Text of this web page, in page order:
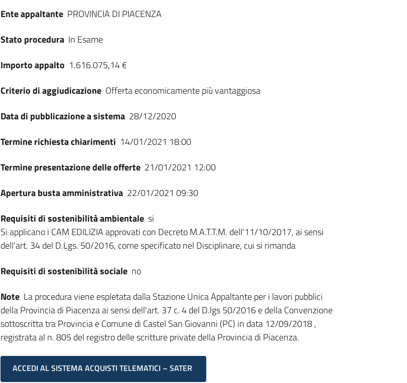
Ente appaltante PROVINCIA DI PIACENZA
Stato procedura In Esame
Importo appalto 1.616.075,14 €
Criterio di aggiudicazione Offerta economicamente più vantaggiosa
Data di pubblicazione a sistema 28/12/2020
Termine richiesta chiarimenti 14/01/2021 18:00
Termine presentazione delle offerte 21/01/2021 12:00
Apertura busta amministrativa 22/01/2021 09:30
Requisiti di sostenibilità ambientale si
Si applicano i CAM EDILIZIA approvati con Decreto M.A.T.T.M. dell'11/10/2017, ai sensi
dell'art. 34 del D.Lgs. 50/2016, come specificato nel Disciplinare, cui si rimanda
Requisiti di sostenibilità sociale no
Note La procedura viene espletata dalla Stazione Unica Appaltante per i lavori pubblici
della Provincia di Piacenza ai sensi dell'art. 37 c. 4 del D.lgs 50/2016 e della Convenzione
sottoscritta tra Provincia e Comune di Castel San Giovanni (PC) in data 12/09/2018 ,
registrata al n. 805 del registro delle scritture private della Provincia di Piacenza.
ACCEDI AL SISTEMA ACQUISTI TELEMATICI – SATER